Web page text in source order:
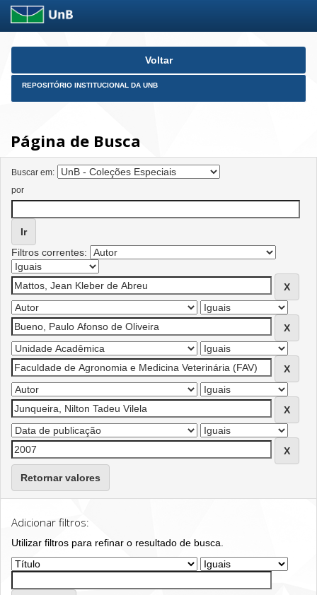
Skip
Voltar
REPOSITÓRIO INSTITUCIONAL DA UNB
Página de Busca
Buscar em:
por
Filtros correntes:
Retornar valores
Adicionar filtros:
Utilizar filtros para refinar o resultado de busca.